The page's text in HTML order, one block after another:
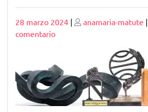
Publicado
28 marzo 2024 | Publicado
anamaria-matute |
comentarioen
de
los
Premios
Literarios